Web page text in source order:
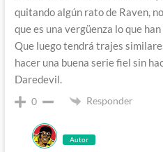
quitando algún rato de Raven,
que es una vergüenza lo que han
Que luego tendrá trajes
hacer una buena serie fiel sin
Daredevil.
0 Responder
Autor